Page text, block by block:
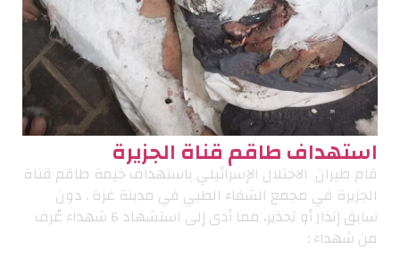
استهداف طاقم قناة الجزيرة
قام طيران الاحتلال الإسرائيلي باستهداف خيمة طاقم قناة
الجزيرة في مجمع الشفاء الطبي في مدينة غزة . دون
سابق إنذار أو تحذير، مما أدى إلى استشهاد 6 شهداء عُرف
من شهداء :